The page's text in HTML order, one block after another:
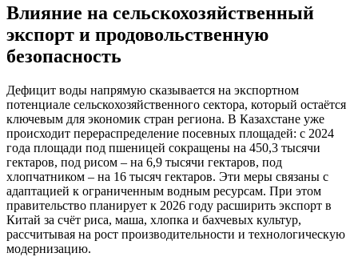
Влияние на сельскохозяйственный
экспорт и продовольственную
безопасность
Дефицит воды напрямую сказывается на экспортном
потенциале сельскохозяйственного сектора, который остаётся
ключевым для экономик стран региона. В Казахстане уже
происходит перераспределение посевных площадей: с 2024
года площади под пшеницей сокращены на 450,3 тысячи
гектаров, под рисом – на 6,9 тысячи гектаров, под
хлопчатником – на 16 тысяч гектаров. Эти меры связаны с
адаптацией к ограниченным водным ресурсам. При этом
правительство планирует к 2026 году расширить экспорт в
Китай за счёт риса, маша, хлопка и бахчевых культур,
рассчитывая на рост производительности и технологическую
модернизацию.